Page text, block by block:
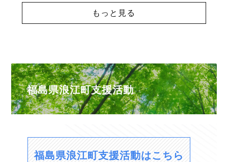
もっと見る
福島県浪江町支援活動
福島県浪江町支援活動はこちら